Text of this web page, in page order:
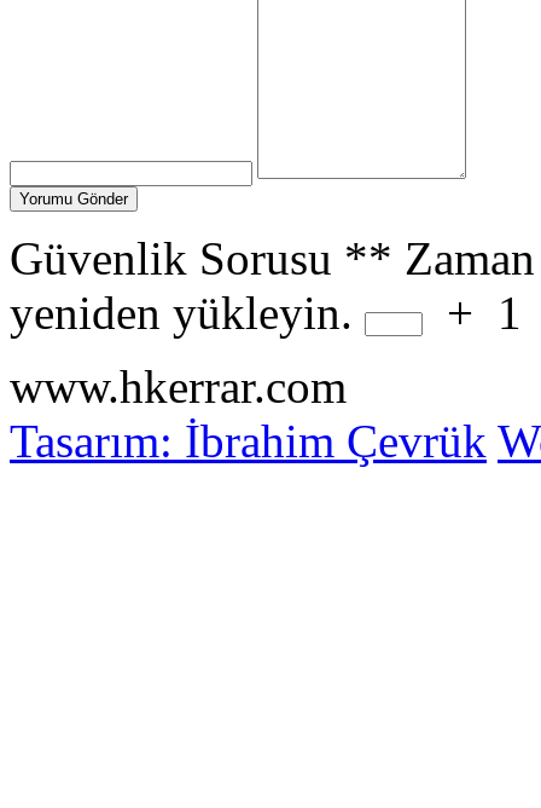
Güvenlik Sorusu **
yeniden yükleyin.
+ 1
www.hkerrar.com
Tasarım: İbrahim Çevrük